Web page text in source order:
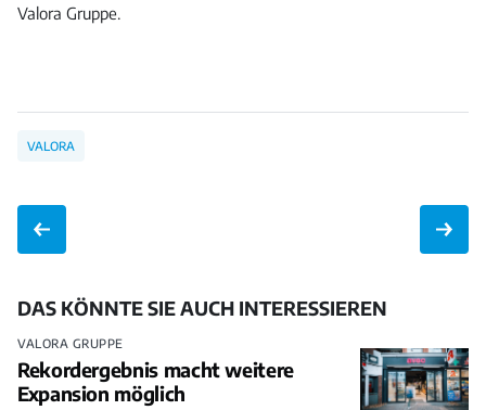
Valora Gruppe.
VALORA
DAS KÖNNTE SIE AUCH INTERESSIEREN
VALORA GRUPPE
Rekordergebnis macht weitere
Expansion möglich